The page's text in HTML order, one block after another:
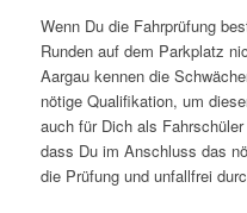
Wenn Du die Fahrprüfung
Runden auf dem Parkplatz
Aargau kennen die
nötige Qualifikation, um
auch für Dich als
dass Du im Anschluss das
die Prüfung und unfallfrei